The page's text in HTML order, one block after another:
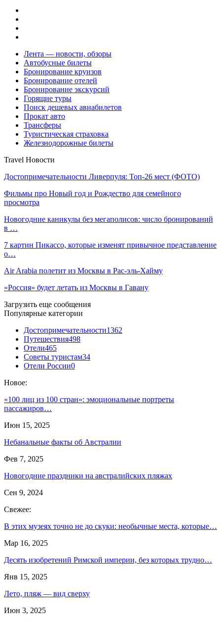
Лента — новости, обзоры
Автобусные билеты
Бронирование круизов
Бронирование отелей
Бронирование экскурсий
Горящие туры
Поиск дешевых авиабилетов
Прокат авто
Трансферы
Туристическая страховка
Железнодорожные билеты
Travel Новости
Достопримечательности Ливерпуля: Топ-26 мест (ФОТО)
Фильмы про Новый год и Рождество для семейного
просмотра
Новогодние каникулы без мегаполисов: число бронирований
в …
7 картин Пикассо, которые изменят привычное представление
о…
Air Arabia полетит из Москвы в Рас-эль-Хайму
«Россия» будет летать из Москвы в Гавану
Загрузить еще сообщения
Популярные категории
Достопримечательности1362
Путешествия498
Отели465
Советы туристам34
Отели России0
Новое:
«100 лиц из 100 стран»: эмоциональные портреты
пассажиров…
Июн 15, 2025
Небанальные факты об Австралии
Фев 7, 2025
Новогодние праздники на австралийских пляжах
Сен 9, 2024
Свежее:
В этих музеях точно не до скуки: необычные места, которые…
Мар 16, 2025
Десять изобретений Римской империи, без которых трудно…
Янв 15, 2025
Лето, пляж — вид сверху
Июн 3, 2025